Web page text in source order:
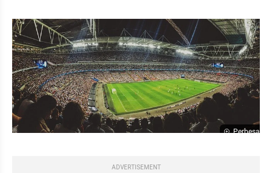
Perbesar
ADVERTISEMENT